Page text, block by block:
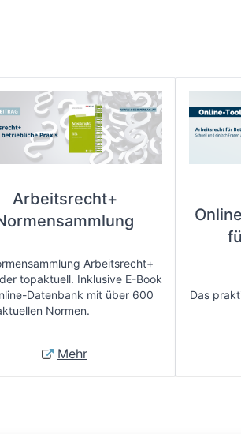
Arbeitsrecht+
Arbeitsrecht+
topaktuell. Inklusive E-Book
Datenbank mit über 600
Normen.
Mehr
Das